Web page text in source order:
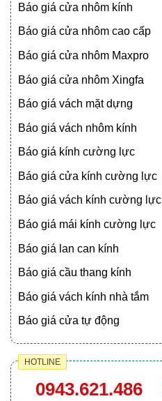
Báo giá cửa nhôm kính
Báo giá cửa nhôm cao cấp
Báo giá cửa nhôm Maxpro
Báo giá cửa nhôm Xingfa
Báo giá vách mặt dựng
Báo giá vách nhôm kính
Báo giá kính cường lực
Báo giá cửa kính cường lực
Báo giá vách kính cường lực
Báo giá mái kính cường lực
Báo giá lan can kính
Báo giá cầu thang kính
Báo giá vách kính nhà tắm
Báo giá cửa tự động
HOTLINE
0943.621.486